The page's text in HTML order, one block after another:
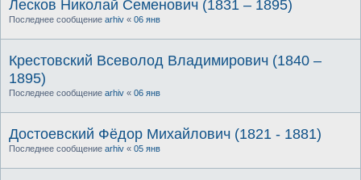
Лесков Николай Семенович (1831 – 1895)
Последнее сообщение arhiv « 06 янв
Крестовский Всеволод Владимирович (1840 –
1895)
Последнее сообщение arhiv « 06 янв
Достоевский Фёдор Михайлович (1821 - 1881)
Последнее сообщение arhiv « 05 янв